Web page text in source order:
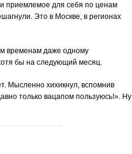
приемлемое для себя по ценам
Это в Москве, в регионах
временам даже одному
бы на следующий месяц.
Мысленно хихикнул, вспомнив
только вацапом пользуюсь!». Ну